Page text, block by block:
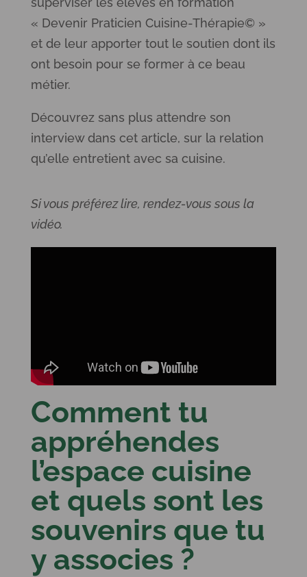
« Devenir Praticien Cuisine-Thérapie© »
et de leur apporter tout le soutien dont ils
ont besoin pour se former à ce beau
métier.
Découvrez sans plus attendre son
interview dans cet article, sur la relation
qu’elle entretient avec sa cuisine.
Si vous préférez lire, rendez-vous sous la
vidéo.
Comment tu
appréhendes
l’espace cuisine
et quels sont les
souvenirs que tu
y associes ?